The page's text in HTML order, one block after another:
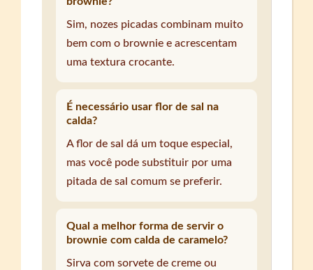
Sim, nozes picadas combinam muito
bem com o brownie e acrescentam
uma textura crocante.
É necessário usar flor de sal na
calda?
A flor de sal dá um toque especial,
mas você pode substituir por uma
pitada de sal comum se preferir.
Qual a melhor forma de servir o
brownie com calda de caramelo?
Sirva com sorvete de creme ou